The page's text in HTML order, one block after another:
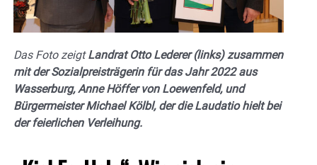
Das Foto zeigtLandratOtto Lederer (links) zusammen
mit der Sozialpreisträgerin für das Jahr 2022 aus
Wasserburg, Anne Höffer von Loewenfeld, und
Bürgermeister Michael Kölbl, der die Laudatio hielt bei
der feierlichen Verleihung.